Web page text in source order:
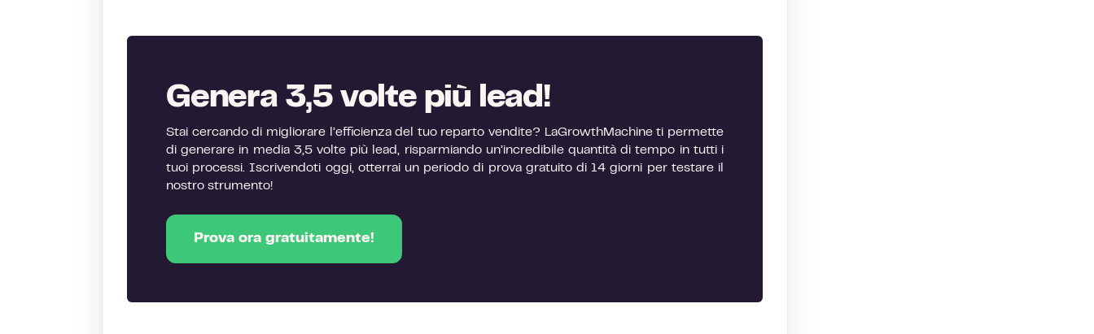
Genera 3,5 volte più lead!
Stai cercando di migliorare l’efficienza del tuo reparto vendite? LaGrowthMachine ti permette
di generare in media 3,5 volte più lead, risparmiando un’incredibile quantità di tempo in tutti i
tuoi processi. Iscrivendoti oggi, otterrai un periodo di prova gratuito di 14 giorni per testare il
nostro strumento!
Prova ora gratuitamente!